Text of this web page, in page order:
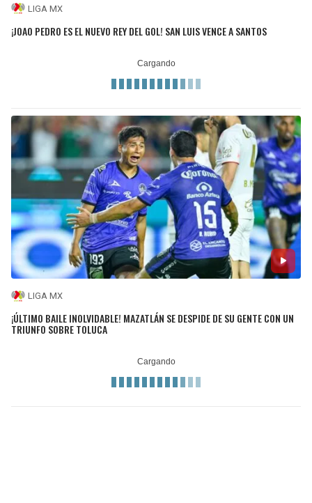
LIGA MX
¡JOAO PEDRO ES EL NUEVO REY DEL GOL! SAN LUIS VENCE A SANTOS
LIGA MX
¡ÚLTIMO BAILE INOLVIDABLE! MAZATLÁN SE DESPIDE DE SU GENTE CON UN
TRIUNFO SOBRE TOLUCA